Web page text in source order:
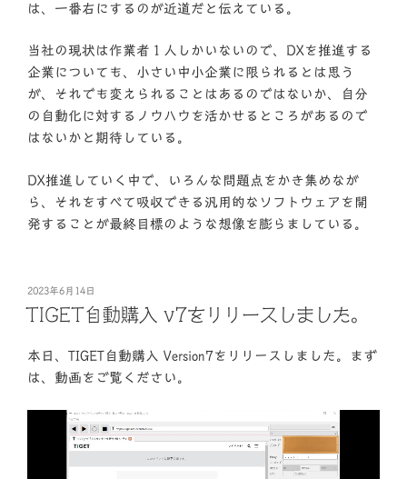
は、一番右にするのが近道だと伝えている。
当社の現状は作業者１人しかいないので、DXを推進する
企業についても、小さい中小企業に限られるとは思う
が、それでも変えられることはあるのではないか、自分
の自動化に対するノウハウを活かせるところがあるので
はないかと期待している。
DX推進していく中で、いろんな問題点をかき集めなが
ら、それをすべて吸収できる汎用的なソフトウェアを開
発することが最終目標のような想像を膨らましている。
投
稿
日:
2023年6月14日
TIGET自動購入 v7をリリースしました。
本日、TIGET自動購入 Version7をリリースしました。まず
は、動画をご覧ください。